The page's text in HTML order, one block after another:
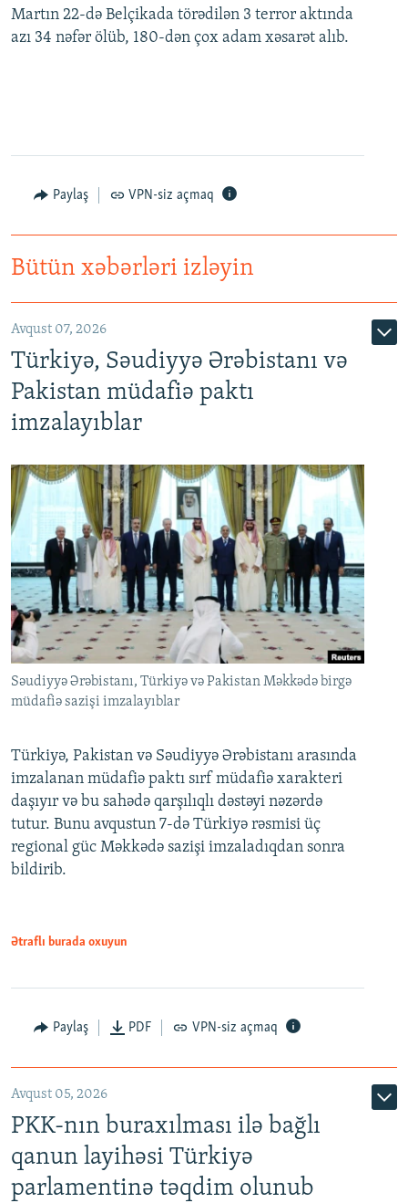
Martın 22-də Belçikada törədilən 3 terror aktında
azı 34 nəfər ölüb, 180-dən çox adam xəsarət alıb.
Paylaş VPN-siz açmaq
Bütün xəbərləri izləyin
Avqust 07, 2026
Türkiyə, Səudiyyə Ərəbistanı və
Pakistan müdafiə paktı
imzalayıblar
Səudiyyə Ərəbistanı, Türkiyə və Pakistan Məkkədə birgə
müdafiə sazişi imzalayıblar
Türkiyə, Pakistan və Səudiyyə Ərəbistanı arasında
imzalanan müdafiə paktı sırf müdafiə xarakteri
daşıyır və bu sahədə qarşılıqlı dəstəyi nəzərdə
tutur. Bunu avqustun 7-də Türkiyə rəsmisi üç
regional güc Məkkədə sazişi imzaladıqdan sonra
bildirib.
Ətraflı burada oxuyun
Paylaş PDF VPN-siz açmaq
Avqust 05, 2026
PKK-nın buraxılması ilə bağlı
qanun layihəsi Türkiyə
parlamentinə təqdim olunub